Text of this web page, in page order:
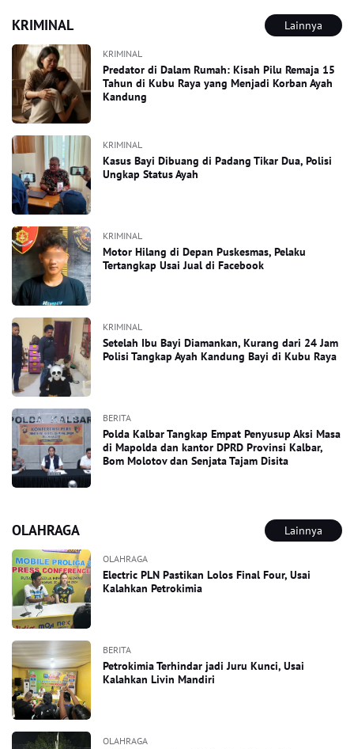
KRIMINAL Lainnya
KRIMINAL
Predator di Dalam Rumah: Kisah Pilu Remaja 15
Tahun di Kubu Raya yang Menjadi Korban Ayah
Kandung
KRIMINAL
Kasus Bayi Dibuang di Padang Tikar Dua, Polisi
Ungkap Status Ayah
KRIMINAL
Motor Hilang di Depan Puskesmas, Pelaku
Tertangkap Usai Jual di Facebook
KRIMINAL
Setelah Ibu Bayi Diamankan, Kurang dari 24 Jam
Polisi Tangkap Ayah Kandung Bayi di Kubu Raya
BERITA
Polda Kalbar Tangkap Empat Penyusup Aksi Masa
di Mapolda dan kantor DPRD Provinsi Kalbar,
Bom Molotov dan Senjata Tajam Disita
OLAHRAGA Lainnya
OLAHRAGA
Electric PLN Pastikan Lolos Final Four, Usai
Kalahkan Petrokimia
BERITA
Petrokimia Terhindar jadi Juru Kunci, Usai
Kalahkan Livin Mandiri
OLAHRAGA